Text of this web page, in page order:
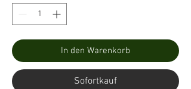
In den Warenkorb
Sofortkauf